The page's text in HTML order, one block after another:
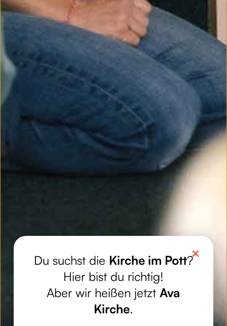
Du suchst die Kirche im Pott?
Hier bist du richtig!
Aber wir heißen jetztAva
Kirche.